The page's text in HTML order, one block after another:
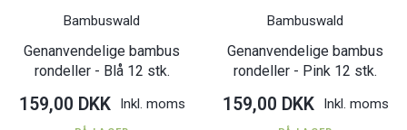
Bambuswald
Genanvendelige bambus
rondeller - Blå 12 stk.
159,00 DKK Inkl. moms
Bambuswald
Genanvendelige bambus
rondeller - Pink 12 stk.
159,00 DKK Inkl. moms